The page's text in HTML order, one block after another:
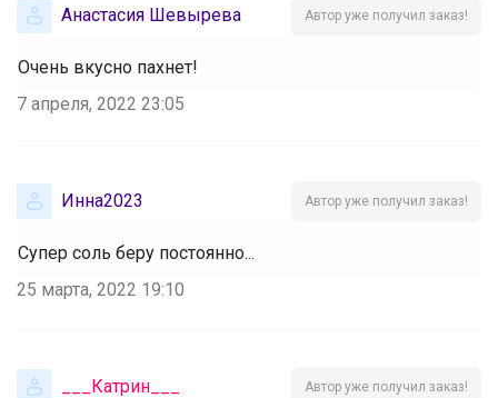
Анастасия Шевырева Автор уже получил заказ!
Очень вкусно пахнет!
7 апреля, 2022 23:05
Инна2023 Автор уже получил заказ!
Супер соль беру постоянно...
25 марта, 2022 19:10
___Катрин___ Автор уже получил заказ!